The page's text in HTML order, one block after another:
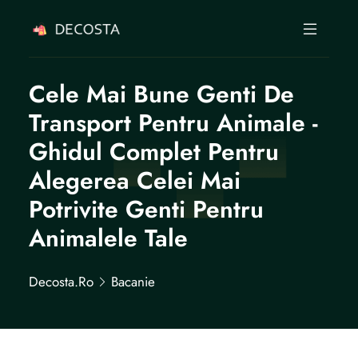
Cele Mai Bune Genti De
Transport Pentru Animale -
Ghidul Complet Pentru
Alegerea Celei Mai
Potrivite Genti Pentru
Animalele Tale
Decosta.ro Bacanie